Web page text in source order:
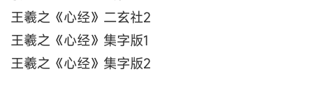
王羲之《心经》二玄社2
王羲之《心经》集字版1
王羲之《心经》集字版2